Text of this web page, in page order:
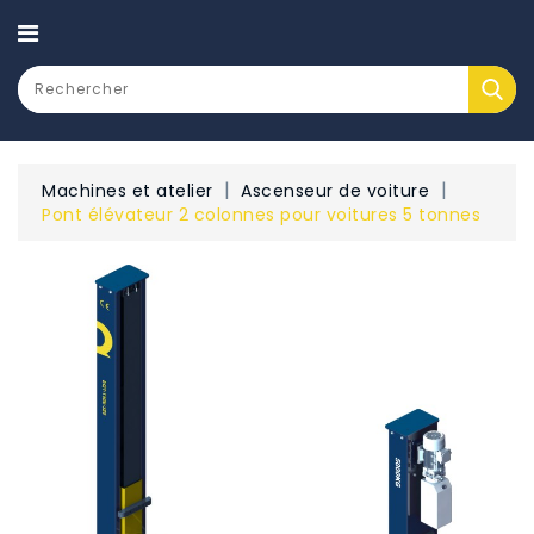
CATEGORY
Machines et atelier
Ascenseur de voiture
Pont élévateur 2 colonnes pour voitures 5 tonnes